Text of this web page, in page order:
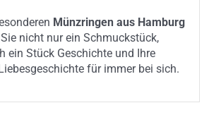
Münzringen aus Hamburg
nicht nur ein Schmuckstück,
ein Stück Geschichte und Ihre
für immer bei sich.